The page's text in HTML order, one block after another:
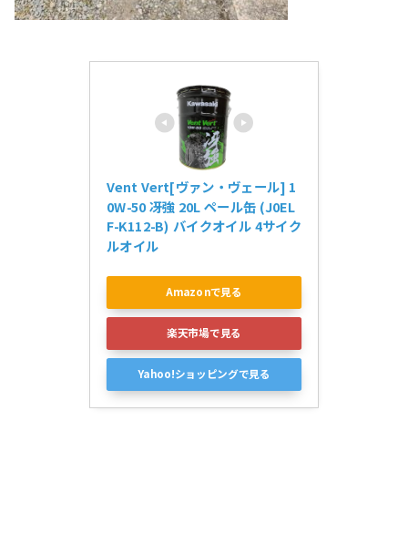
Vent Vert[ヴァン・ヴェール] 1
0W-50 冴強 20L ペール缶 (J0EL
F-K112-B) バイクオイル 4サイク
ルオイル
Amazonで見る
楽天市場で見る
Yahoo!ショッピングで見る